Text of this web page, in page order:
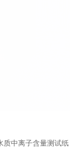
质中离子含量测试纸